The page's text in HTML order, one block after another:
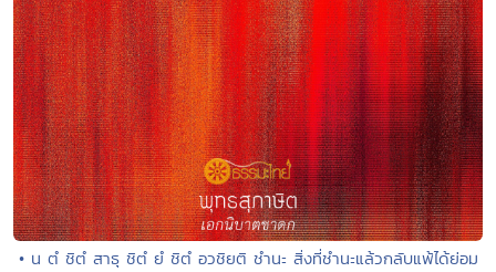
• น ตํ ชิตํ สาธุ ชิตํ ยํ ชิตํ อวชิยติ ชำนะ สิ่งที่ชำนะแล้วกลับแพ้ได้ย่อม